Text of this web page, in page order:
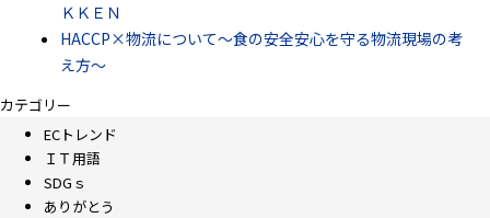
ＫＫＥＮ
HACCP×物流について～食の安全安心を守る物流現場の考
え方～
カテゴリー
ECトレンド
ＩＴ用語
SDGｓ
ありがとう